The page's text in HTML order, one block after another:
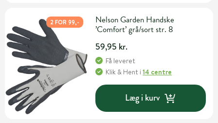
2 FOR 99,-
Nelson Garden Handske
’Comfort’ grå/sort str. 8
59,95 kr.
Få leveret
Klik & Hent i14 centre
Læg i kurv